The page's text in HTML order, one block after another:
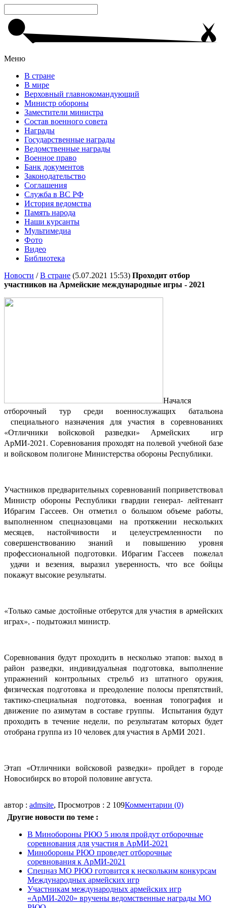
Меню
В стране
В мире
Верховный главнокомандующий
Министр обороны
Заместители министра
Состав военного совета
Награды
Государственные награды
Ведомственные награды
Военное право
Банк документов
Законодательство
Соглашения
Служба в ВС РФ
История ведомства
Память народа
Наши курсанты
Мультимедиа
Фото
Видео
Библиотека
Новости /В стране (5.07.2021 15:53) Проходит отбор
участников на Армейские международные игры - 2021
Начался
отборочный тур среди военнослужащих батальона
специального назначения для участия в соревнованиях
«Отличники войсковой разведки» Армейских игр
АрМИ-2021. Соревнования проходят на полевой учебной базе
и войсковом полигоне Министерства обороны Республики.
Участников предварительных соревнований поприветствовал
Министр обороны Республики гвардии генерал- лейтенант
Ибрагим Гассеев. Он отметил о большом объеме работы,
выполненном спецназовцами на протяжении нескольких
месяцев, настойчивости и целеустремленности по
совершенствованию знаний и повышению уровня
профессиональной подготовки. Ибрагим Гассеев пожелал
удачи и везения, выразил уверенность, что все бойцы
покажут высокие результаты.
«Только самые достойные отберутся для участия в армейских
играх», - подытожил министр.
Соревнования будут проходить в несколько этапов: выход в
район разведки, индивидуальная подготовка, выполнение
упражнений контрольных стрельб из штатного оружия,
физическая подготовка и преодоление полосы препятствий,
тактико-специальная подготовка, военная топография и
движение по азимутам в составе группы. Испытания будут
проходить в течение недели, по результатам которых будет
отобрана группа из 10 человек для участия в АрМИ 2021.
Этап «Отличники войсковой разведки» пройдет в городе
Новосибирск во второй половине августа.
автор : admsite, Просмотров : 2 109Комментарии (0)
Другие новости по теме :
В Минобороны РЮО 5 июля пройдут отборочные
соревнования для участия в АрМИ-2021
Минобороны РЮО проведет отборочные
соревнования к АрМИ-2021
Спецназ МО РЮО готовится к нескольким конкурсам
Международных армейских игр
Участникам международных армейских игр
«АрМИ-2020» вручены ведомственные награды МО